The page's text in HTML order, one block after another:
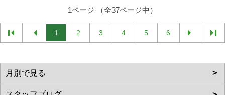
1ページ （全37ページ中）
1 2 3 4 5 6